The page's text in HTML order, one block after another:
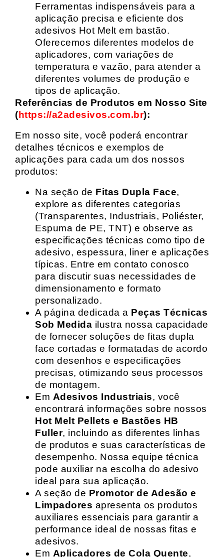
Ferramentas indispensáveis para a
aplicação precisa e eficiente dos
adesivos Hot Melt em bastão.
Oferecemos diferentes modelos de
aplicadores, com variações de
temperatura e vazão, para atender a
diferentes volumes de produção e
tipos de aplicação.
Referências de Produtos em Nosso Site
(https://a2adesivos.com.br):
Em nosso site, você poderá encontrar
detalhes técnicos e exemplos de
aplicações para cada um dos nossos
produtos:
Na seção de Fitas Dupla Face,
explore as diferentes categorias
(Transparentes, Industriais, Poliéster,
Espuma de PE, TNT) e observe as
especificações técnicas como tipo de
adesivo, espessura, liner e aplicações
típicas. Entre em contato conosco
para discutir suas necessidades de
dimensionamento e formato
personalizado.
A página dedicada a Peças Técnicas
Sob Medida ilustra nossa capacidade
de fornecer soluções de fitas dupla
face cortadas e formatadas de acordo
com desenhos e especificações
precisas, otimizando seus processos
de montagem.
Em Adesivos Industriais, você
encontrará informações sobre nossos
Hot Melt Pellets e Bastões HB
Fuller, incluindo as diferentes linhas
de produtos e suas características de
desempenho. Nossa equipe técnica
pode auxiliar na escolha do adesivo
ideal para sua aplicação.
A seção de Promotor de Adesão e
Limpadores apresenta os produtos
auxiliares essenciais para garantir a
performance ideal de nossas fitas e
adesivos.
Em Aplicadores de Cola Quente,